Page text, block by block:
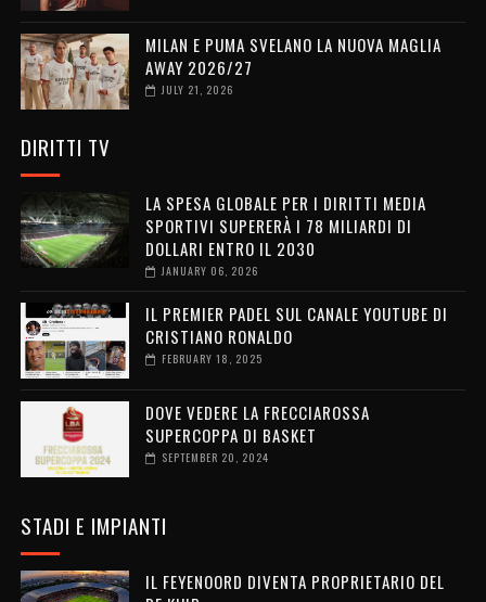
MILAN E PUMA SVELANO LA NUOVA MAGLIA
AWAY 2026/27
JULY 21, 2026
DIRITTI TV
LA SPESA GLOBALE PER I DIRITTI MEDIA
SPORTIVI SUPERERÀ I 78 MILIARDI DI
DOLLARI ENTRO IL 2030
JANUARY 06, 2026
IL PREMIER PADEL SUL CANALE YOUTUBE DI
CRISTIANO RONALDO
FEBRUARY 18, 2025
DOVE VEDERE LA FRECCIAROSSA
SUPERCOPPA DI BASKET
SEPTEMBER 20, 2024
STADI E IMPIANTI
IL FEYENOORD DIVENTA PROPRIETARIO DEL